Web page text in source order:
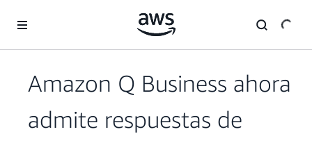
Amazon Q Business ahora
admite respuestas de